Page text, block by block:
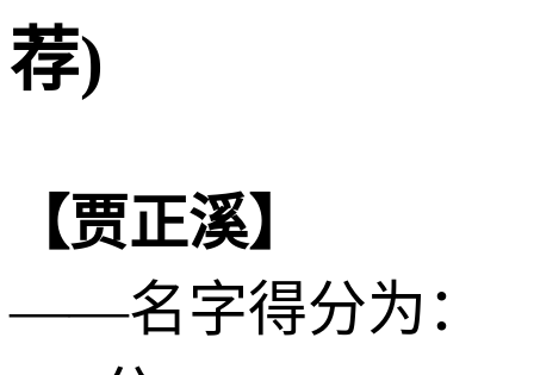
荐)
【贾正溪】
——名字得分为：